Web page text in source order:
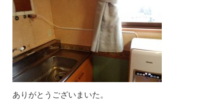
ありがとうございまいた。